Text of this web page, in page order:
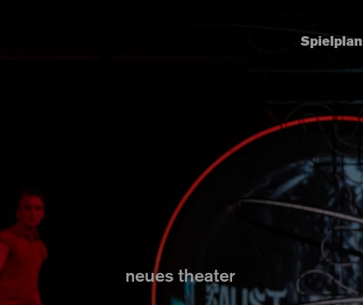
Spielplan
neues theater